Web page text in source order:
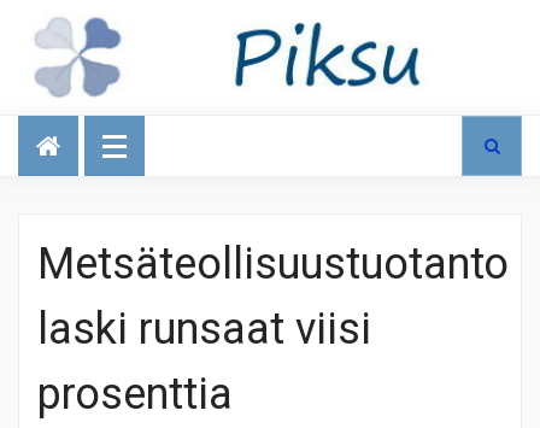
Talous
Metsäteollisuustuotanto
laski runsaat viisi
prosenttia